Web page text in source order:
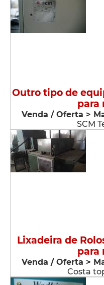
Outro tipo de
para
Venda / Oferta >
SCM
Lixadeira de
para
Venda / Oferta >
Costa